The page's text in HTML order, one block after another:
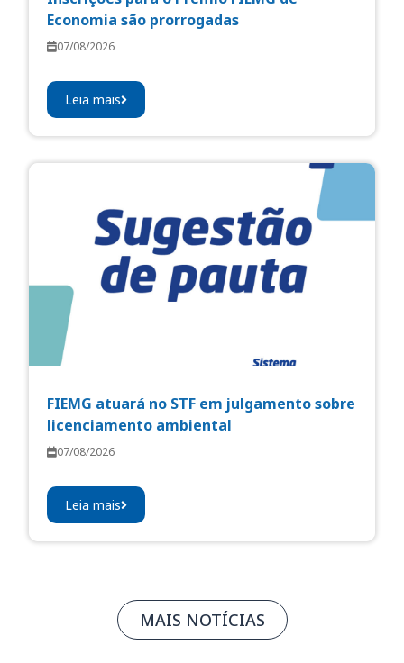
Economia são prorrogadas
07/08/2026
Leia mais
FIEMG atuará no STF em julgamento sobre
licenciamento ambiental
07/08/2026
Leia mais
MAIS NOTÍCIAS